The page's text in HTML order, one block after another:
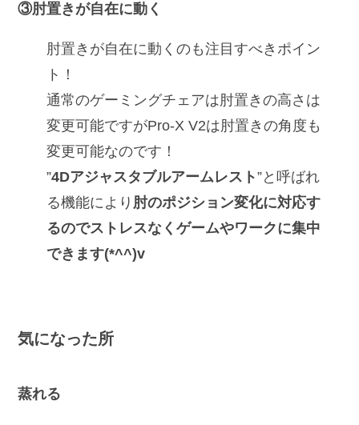
③肘置きが自在に動く
肘置きが自在に動くのも注目すべきポイン
ト！
通常のゲーミングチェアは肘置きの高さは
変更可能ですがPro-X V2は肘置きの角度も
変更可能なのです！
”4Dアジャスタブルアームレスト”と呼ばれ
る機能により 肘のポジション変化に対応す
るのでストレスなくゲームやワークに集中
できます(*^^)v
気になった所
蒸れる